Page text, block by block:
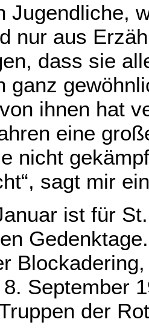
Jugendliche,
nur aus
dass sie
ganz
ihnen hat
eine
nicht
sagt mir
ist für
September
der